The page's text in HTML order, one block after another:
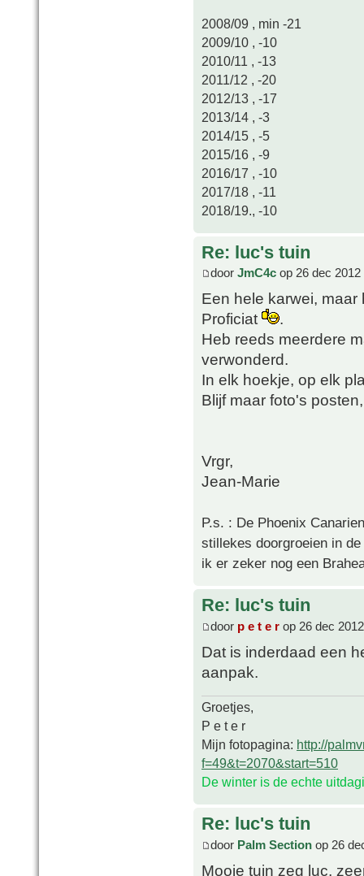
2008/09 , min -21
2009/10 , -10
2010/11 , -13
2011/12 , -20
2012/13 , -17
2013/14 , -3
2014/15 , -5
2015/16 , -9
2016/17 , -10
2017/18 , -11
2018/19., -10
Re: luc's tuin
door JmC4c op 26 dec 2012
Een hele karwei,
Proficiat
.
Heb reeds meerdere
verwonderd.
In elk hoekje, op elk
Blijf maar foto's
Vrgr,
Jean-Marie
P.s. : De Phoenix
stillekes doorgroeien in
ik er zeker nog een
Re: luc's tuin
door p e t e r op 26 dec
Dat is inderdaad een
aanpak.
Groetjes,
P e t e r
Mijn fotopagina: http://
f=49&t=2070&start=510
De winter is de echte
Re: luc's tuin
door Palm Section op 26
Mooie tuin zeg luc,